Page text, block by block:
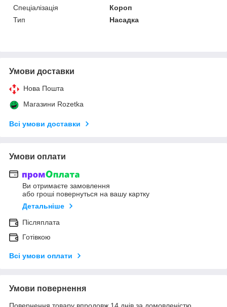
Спеціалізація
Короп
Тип
Насадка
Умови доставки
Нова Пошта
Магазини Rozetka
Всі умови доставки
Умови оплати
Ви отримаєте замовлення
або гроші повернуться на вашу картку
Детальніше
Післяплата
Готівкою
Всі умови оплати
Умови повернення